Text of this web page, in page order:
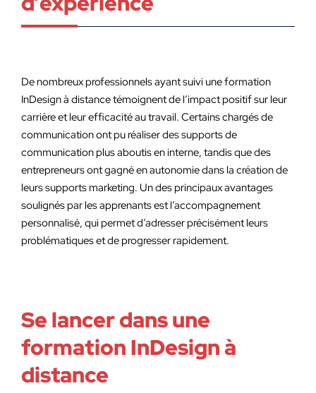
De nombreux professionnels ayant suivi une formation
InDesign à distance témoignent de l’impact positif sur leur
carrière et leur efficacité au travail. Certains chargés de
communication ont pu réaliser des supports de
communication plus aboutis en interne, tandis que des
entrepreneurs ont gagné en autonomie dans la création de
leurs supports marketing. Un des principaux avantages
soulignés par les apprenants est l’accompagnement
personnalisé, qui permet d’adresser précisément leurs
problématiques et de progresser rapidement.
Se lancer dans une
formation InDesign à
distance